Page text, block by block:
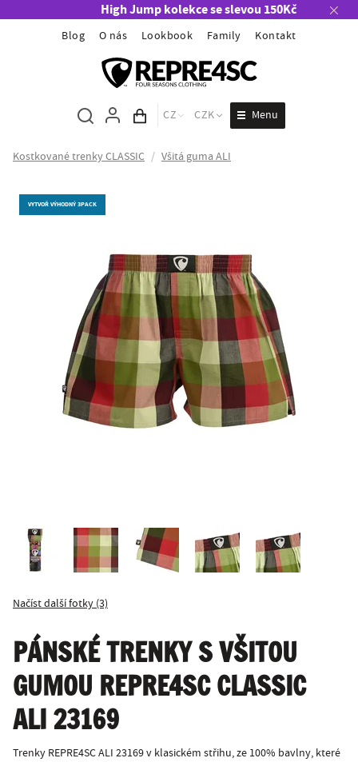
High Jump kolekce se slevou 150Kč
Blog O nás Lookbook Family Kontakt
Obsah košíku
CZ CZK Menu
Kostkované trenky CLASSIC / Všitá guma ALI
VYTVOŘ VÝHODNÝ 3PACK
Načíst další fotky (3)
PÁNSKÉ TRENKY S VŠITOU
GUMOU REPRE4SC CLASSIC
ALI 23169
Trenky REPRE4SC ALI 23169 v klasickém střihu, ze 100% bavlny, které